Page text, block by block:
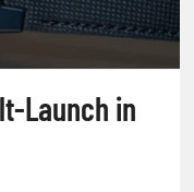
Launch in